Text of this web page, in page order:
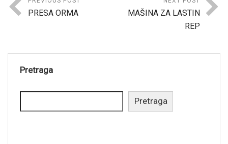
PRESA ORMA
MAŠINA ZA LASTIN
REP
Pretraga
Pretraga